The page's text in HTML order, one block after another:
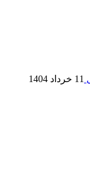
11 خرداد 1404